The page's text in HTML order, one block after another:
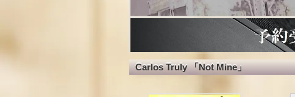
Carlos Truly 「Not Mine」